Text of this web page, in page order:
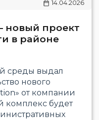
14.04.2026
новый проект
в районе
среды выдал
нового
от компании
комплекс будет